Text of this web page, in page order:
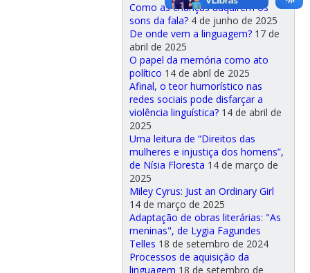
Como as crianças adquirem os
sons da fala? 4 de junho de 2025
De onde vem a linguagem? 17 de
abril de 2025
O papel da memória como ato
político 14 de abril de 2025
Afinal, o teor humorístico nas
redes sociais pode disfarçar a
violência linguística? 14 de abril de
2025
Uma leitura de “Direitos das
mulheres e injustiça dos homens”,
de Nísia Floresta 14 de março de
2025
Miley Cyrus: Just an Ordinary Girl
14 de março de 2025
Adaptação de obras literárias: "As
meninas", de Lygia Fagundes
Telles 18 de setembro de 2024
Processos de aquisição da
linguagem 18 de setembro de